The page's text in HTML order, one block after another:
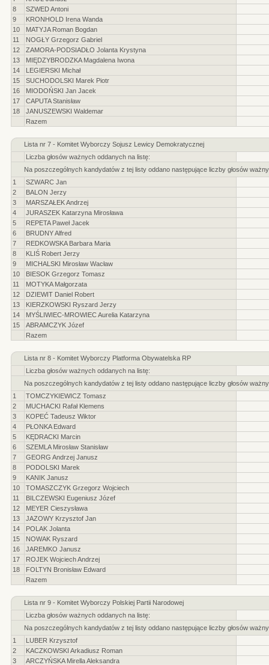
8
SZWED Antoni
9
KRONHOLD Irena Wanda
10
MATYJA Roman Bogdan
11
NOGŁY Grzegorz Gabriel
12
ZAMORA-PODSIADŁO Jolanta Krystyna
13
MIĘDZYBRODZKA Magdalena Iwona
14
LEGIERSKI Michał
15
SUCHODOLSKI Marek Piotr
16
MIODOŃSKI Jan Jacek
17
CAPUTA Stanisław
18
JANUSZEWSKI Waldemar
Razem
Lista nr 7 - Komitet Wyborczy Sojusz Lewicy Demokratycznej
Liczba głosów ważnych oddanych na listę:
Na poszczególnych kandydatów z tej listy oddano następujące liczby głosów
1
SZWARC Jan
2
BALON Jerzy
3
MARSZAŁEK Andrzej
4
JURASZEK Katarzyna Mirosława
5
REPETA Paweł Jacek
6
BRUDNY Alfred
7
REDKOWSKA Barbara Maria
8
KLIŚ Robert Jerzy
9
MICHALSKI Mirosław Wacław
10
BIESOK Grzegorz Tomasz
11
MOTYKA Małgorzata
12
DZIEWIT Daniel Robert
13
KIERZKOWSKI Ryszard Jerzy
14
MYŚLIWIEC-MROWIEC Aurelia Katarzyna
15
ABRAMCZYK Józef
Razem
Lista nr 8 - Komitet Wyborczy Platforma Obywatelska RP
Liczba głosów ważnych oddanych na listę:
Na poszczególnych kandydatów z tej listy oddano następujące liczby głosów
1
TOMCZYKIEWICZ Tomasz
2
MUCHACKI Rafał Klemens
3
KOPEĆ Tadeusz Wiktor
4
PŁONKA Edward
5
KĘDRACKI Marcin
6
SZEMLA Mirosław Stanisław
7
GEORG Andrzej Janusz
8
PODOLSKI Marek
9
KANIK Janusz
10
TOMASZCZYK Grzegorz Wojciech
11
BILCZEWSKI Eugeniusz Józef
12
MEYER Cieszysława
13
JAZOWY Krzysztof Jan
14
POLAK Jolanta
15
NOWAK Ryszard
16
JAREMKO Janusz
17
ROJEK Wojciech Andrzej
18
FOLTYN Bronisław Edward
Razem
Lista nr 9 - Komitet Wyborczy Polskiej Partii Narodowej
Liczba głosów ważnych oddanych na listę:
Na poszczególnych kandydatów z tej listy oddano następujące liczby głosów
1
LUBER Krzysztof
2
KACZKOWSKI Arkadiusz Roman
3
ARCZYŃSKA Mirella Aleksandra